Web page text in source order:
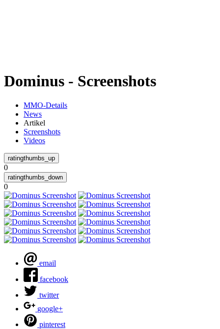
Dominus - Screenshots
MMO-Details
News
Artikel
Screenshots
Videos
0
0
email
facebook
twitter
google+
pinterest